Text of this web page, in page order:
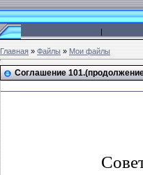
|
Главная»Файлы»Мои файлы
Соглашение